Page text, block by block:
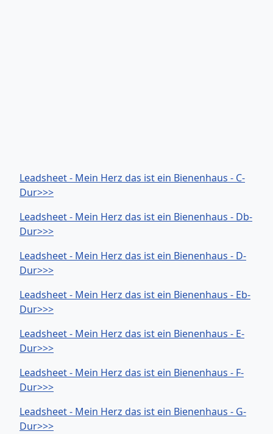
Leadsheet - Mein Herz das ist ein Bienenhaus - C-
Dur>>>
Leadsheet - Mein Herz das ist ein Bienenhaus - Db-
Dur>>>
Leadsheet - Mein Herz das ist ein Bienenhaus - D-
Dur>>>
Leadsheet - Mein Herz das ist ein Bienenhaus - Eb-
Dur>>>
Leadsheet - Mein Herz das ist ein Bienenhaus - E-
Dur>>>
Leadsheet - Mein Herz das ist ein Bienenhaus - F-
Dur>>>
Leadsheet - Mein Herz das ist ein Bienenhaus - G-
Dur>>>